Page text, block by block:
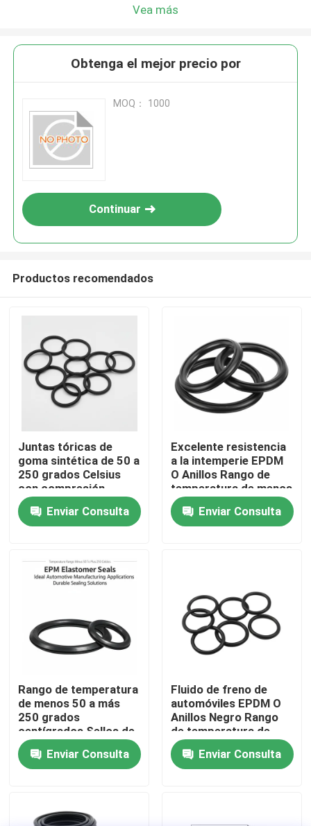
Inicio
Videos
Vea más
Obtenga el mejor precio por
MOQ： 1000
Continuar
Productos recomendados
Juntas tóricas de
goma sintética de 50 a
250 grados Celsius
con compresión
permanente del 35 por
ciento, diseñadas para
un sellado duradero
Enviar Consulta
Excelente resistencia
a la intemperie EPDM
O Anillos Rango de
temperatura de menos
50 a 250 grados
centígrados con una
resistencia superior a
Enviar Consulta
Rango de temperatura
de menos 50 a más
250 grados
centígrados Sellos de
elastómeros EPDM
Ideal para
aplicaciones de
de sellado duraderas
Enviar Consulta
Fluido de freno de
automóviles EPDM O
Anillos Negro Rango
de temperatura de
menos 50 a 250
grados Elementos de
sellado para sistemas
Enviar Consulta